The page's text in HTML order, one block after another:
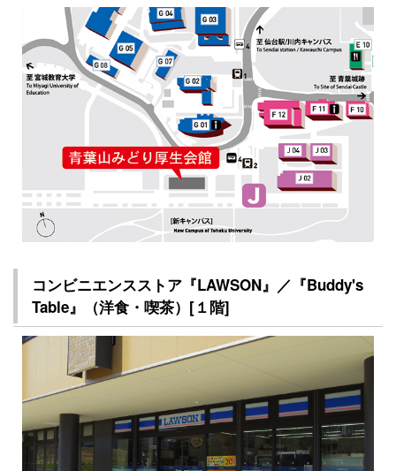
コンビニエンスストア『LAWSON』／『Buddy's
Table』（洋食・喫茶）[１階]